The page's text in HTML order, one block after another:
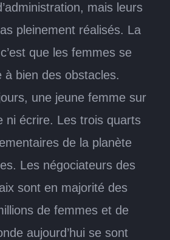
mais leurs
pleinement réalisés. La
que les femmes se
à bien des obstacles.
une jeune femme sur
ni écrire. Les trois quarts
de la planète
Les négociateurs des
sont en majorité des
de femmes et de
aujourd’hui se sont